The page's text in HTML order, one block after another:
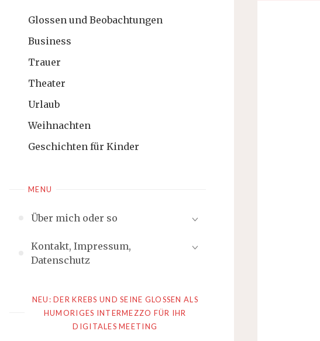
Glossen und Beobachtungen
Business
Trauer
Theater
Urlaub
Weihnachten
Geschichten für Kinder
MENU
Über mich oder so
Kontakt, Impressum,
Datenschutz
NEU: DER KREBS UND SEINE GLOSSEN ALS
HUMORIGES INTERMEZZO FÜR IHR
DIGITALES MEETING